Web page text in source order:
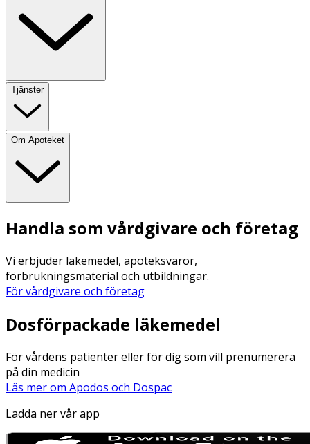
Tjänster
Om Apoteket
Handla som vårdgivare och företag
Vi erbjuder läkemedel, apoteksvaror,
förbrukningsmaterial och utbildningar.
För vårdgivare och företag
Dosförpackade läkemedel
För vårdens patienter eller för dig som vill prenumerera
på din medicin
Läs mer om Apodos och Dospac
Ladda ner vår app